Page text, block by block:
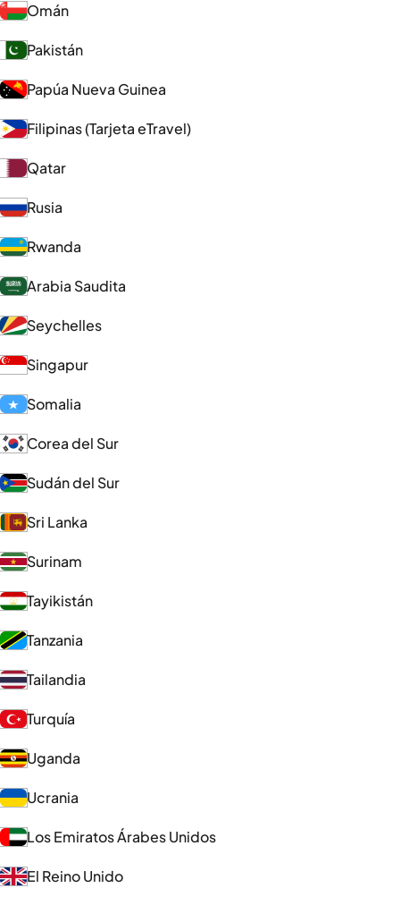
Omán
Pakistán
Papúa Nueva Guinea
Filipinas (Tarjeta eTravel)
Qatar
Rusia
Rwanda
Arabia Saudita
Seychelles
Singapur
Somalia
Corea del Sur
Sudán del Sur
Sri Lanka
Surinam
Tayikistán
Tanzania
Tailandia
Turquía
Uganda
Ucrania
Los Emiratos Árabes Unidos
El Reino Unido